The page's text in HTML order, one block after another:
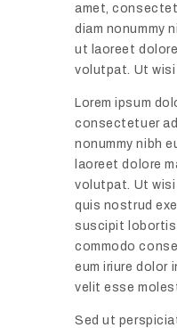
amet,
diam nonummy
ut laoreet
volutpat. Ut wisi
Lorem ipsum
consectetuer
nonummy nibh
laoreet dolore
volutpat. Ut wisi
quis nostrud
suscipit lobortis
commodo
eum iriure dolor
velit esse
Sed ut